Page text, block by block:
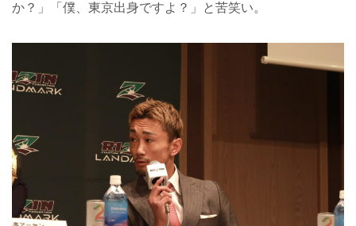
か？」「僕、東京出身ですよ？」と苦笑い。